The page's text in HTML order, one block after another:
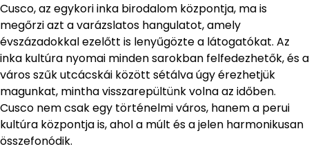
Cusco, az egykori inka birodalom központja, ma is
megőrzi azt a varázslatos hangulatot, amely
évszázadokkal ezelőtt is lenyűgözte a látogatókat. Az
inka kultúra nyomai minden sarokban felfedezhetők, és a
város szűk utcácskái között sétálva úgy érezhetjük
magunkat, mintha visszarepültünk volna az időben.
Cusco nem csak egy történelmi város, hanem a perui
kultúra központja is, ahol a múlt és a jelen harmonikusan
összefonódik.